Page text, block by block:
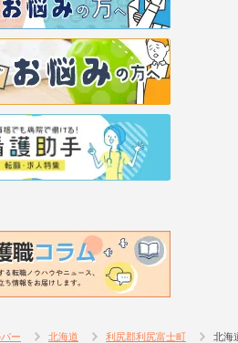
ー 北海道 利尻郡利尻富士町 北海